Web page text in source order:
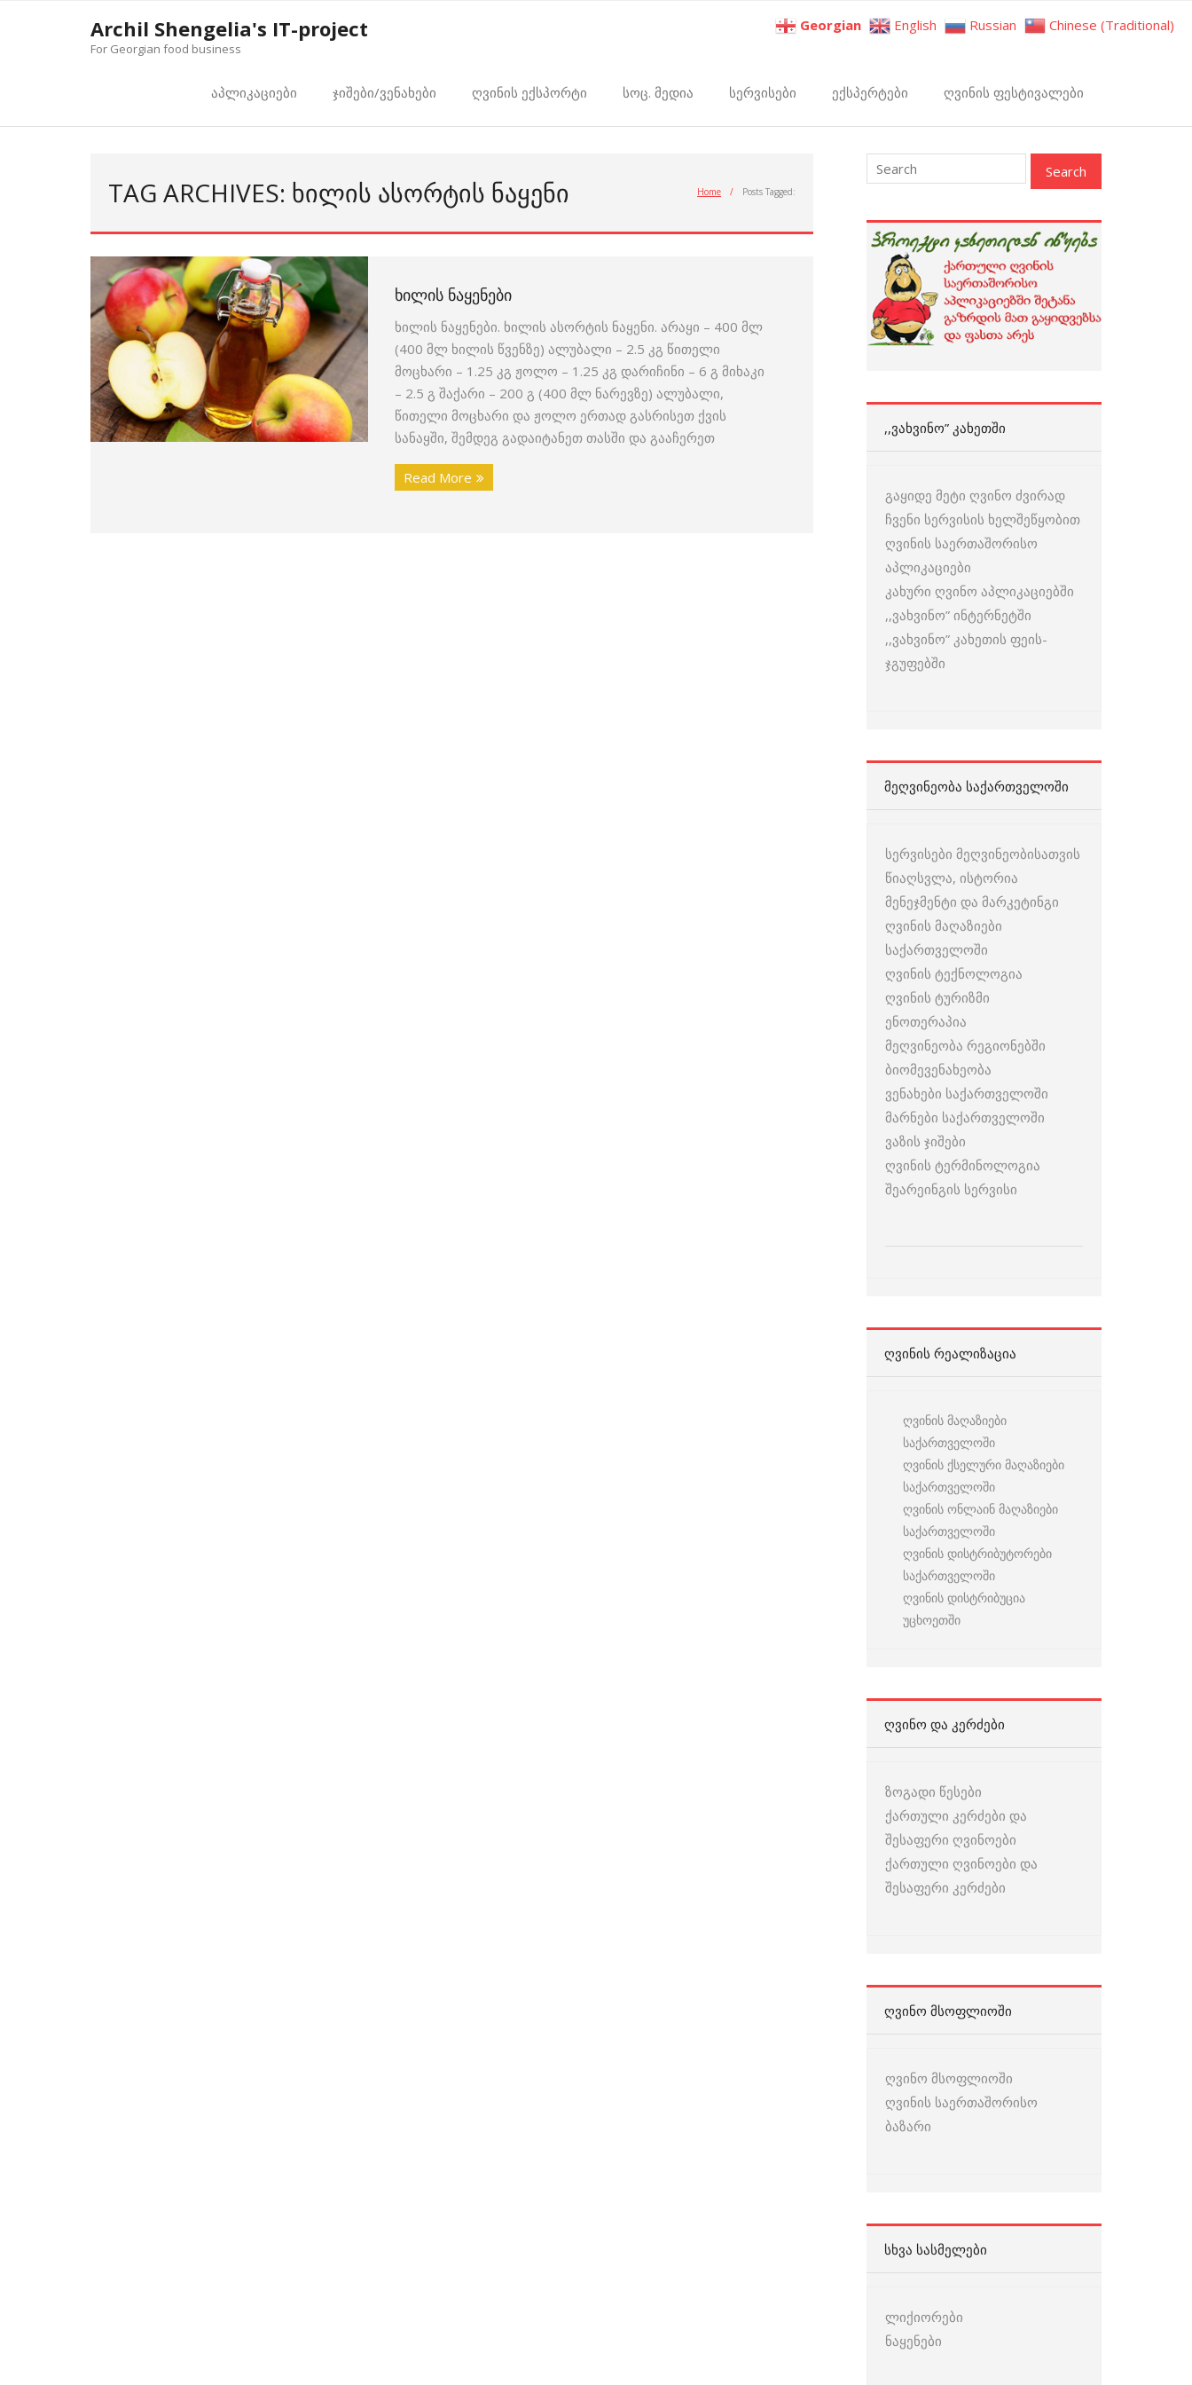
Archil Shengelia's IT-project
For Georgian food business
აპლიკაციები ჯიშები/ვენახები ღვინის ექსპორტი სოც. მედია სერვისები ექსპერტები ღვინის ფესტივალები
TAG ARCHIVES: ᲮᲘᲚᲘᲡ ᲐᲡᲝᲠᲢᲘᲡ ᲜᲐᲧᲔᲜᲘ Home / Posts Tagged:
ᲮᲘᲚᲘᲡ ᲜᲐᲧᲔᲜᲔᲑᲘ
ხილის ნაყენები. ხილის ასორტის ნაყენი. არაყი – 400 მლ
(400 მლ ხილის წვენზე) ალუბალი – 2.5 კგ წითელი
მოცხარი – 1.25 კგ ჟოლო – 1.25 კგ დარიჩინი – 6 გ მიხაკი
– 2.5 გ შაქარი – 200 გ (400 მლ ნარევზე) ალუბალი,
წითელი მოცხარი და ჟოლო ერთად გასრისეთ ქვის
სანაყში, შემდეგ გადაიტანეთ თასში და გააჩერეთ
Read More
,,ᲕᲐᲮᲕᲘᲜᲝ” ᲙᲐᲮᲔᲗᲨᲘ
გაყიდე მეტი ღვინო ძვირად
ჩვენი სერვისის ხელშეწყობით
ღვინის საერთაშორისო
აპლიკაციები
კახური ღვინო აპლიკაციებში
,,ვახვინო” ინტერნეტში
,,ვახვინო” კახეთის ფეის-
ჯგუფებში
ᲛᲔᲦᲕᲘᲜᲔᲝᲑᲐ ᲡᲐᲥᲐᲠᲗᲕᲔᲚᲝᲨᲘ
სერვისები მეღვინეობისათვის
წიაღსვლა, ისტორია
მენეჯმენტი და მარკეტინგი
ღვინის მაღაზიები
საქართველოში
ღვინის ტექნოლოგია
ღვინის ტურიზმი
ენოთერაპია
მეღვინეობა რეგიონებში
ბიომევენახეობა
ვენახები საქართველოში
მარნები საქართველოში
ვაზის ჯიშები
ღვინის ტერმინოლოგია
შეარეინგის სერვისი
ᲦᲕᲘᲜᲘᲡ ᲠᲔᲐᲚᲘᲖᲐᲪᲘᲐ
ღვინის მაღაზიები
საქართველოში
ღვინის ქსელური მაღაზიები
საქართველოში
ღვინის ონლაინ მაღაზიები
საქართველოში
ღვინის დისტრიბუტორები
საქართველოში
ღვინის დისტრიბუცია
უცხოეთში
ᲦᲕᲘᲜᲝ ᲓᲐ ᲙᲔᲠᲫᲔᲑᲘ
ზოგადი წესები
ქართული კერძები და
შესაფერი ღვინოები
ქართული ღვინოები და
შესაფერი კერძები
ᲦᲕᲘᲜᲝ ᲛᲡᲝᲤᲚᲘᲝᲨᲘ
ღვინო მსოფლიოში
ღვინის საერთაშორისო
ბაზარი
ᲡᲮᲕᲐ ᲡᲐᲡᲛᲔᲚᲔᲑᲘ
ლიქიორები
ნაყენები
Georgian English Russian Chinese (Traditional)